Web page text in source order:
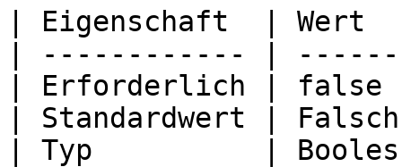
| Eigenschaft  |
| ------------ |
| Erforderlich |
| Standardwert |
| Typ          |